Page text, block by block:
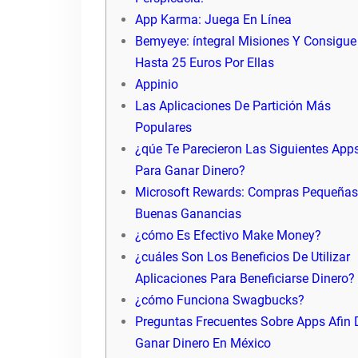
App Karma: Juega En Línea
Bemyeye: íntegral Misiones Y Consigue
Hasta 25 Euros Por Ellas
Appinio
Las Aplicaciones De Partición Más
Populares
¿qúe Te Parecieron Las Siguientes
Para Ganar Dinero?
Microsoft Rewards: Compras
Buenas Ganancias
¿cómo Es Efectivo Make Money?
¿cuáles Son Los Beneficios De Utilizar
Aplicaciones Para Beneficiarse Dinero?
¿cómo Funciona Swagbucks?
Preguntas Frecuentes Sobre Apps Afin
Ganar Dinero En México